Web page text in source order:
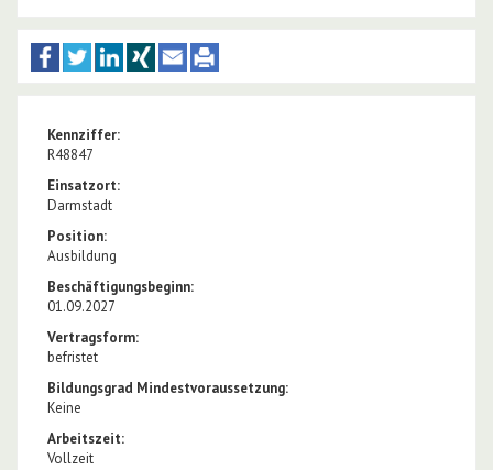
Kennziffer:
R48847
Einsatzort:
Darmstadt
Position:
Ausbildung
Beschäftigungsbeginn:
01.09.2027
Vertragsform:
befristet
Bildungsgrad Mindestvoraussetzung:
Keine
Arbeitszeit:
Vollzeit